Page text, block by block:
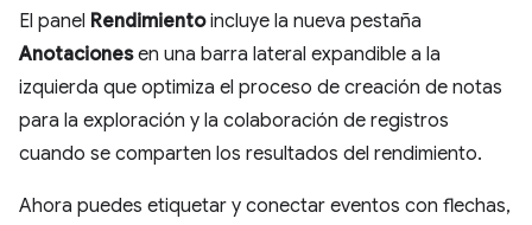
El panel Rendimientoincluye la nueva pestaña
Anotacionesen una barra lateral expandible a la
izquierda que optimiza el proceso de creación de notas
para la exploración y la colaboración de registros
cuando se comparten los resultados del rendimiento.
Ahora puedes etiquetar y conectar eventos con flechas,